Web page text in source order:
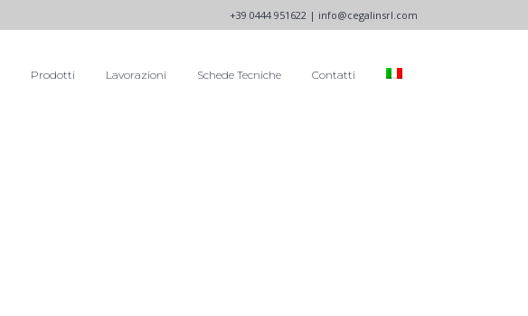
+39 0444 951622 | info@cegalinsrl.com
Prodotti Lavorazioni Schede Tecniche Contatti